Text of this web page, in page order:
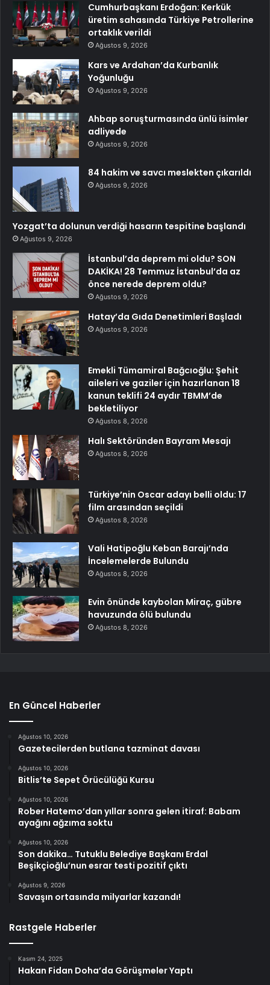
Cumhurbaşkanı Erdoğan: Kerkük
üretim sahasında Türkiye Petrollerine
ortaklık verildi
Ağustos 9, 2026
Kars ve Ardahan’da Kurbanlık
Yoğunluğu
Ağustos 9, 2026
Ahbap soruşturmasında ünlü isimler
adliyede
Ağustos 9, 2026
84 hakim ve savcı meslekten çıkarıldı
Ağustos 9, 2026
Yozgat’ta dolunun verdiği hasarın tespitine başlandı
Ağustos 9, 2026
İstanbul’da deprem mi oldu? SON
DAKİKA! 28 Temmuz İstanbul’da az
önce nerede deprem oldu?
Ağustos 9, 2026
Hatay’da Gıda Denetimleri Başladı
Ağustos 9, 2026
Emekli Tümamiral Bağcıoğlu: Şehit
aileleri ve gaziler için hazırlanan 18
kanun teklifi 24 aydır TBMM’de
bekletiliyor
Ağustos 8, 2026
Halı Sektöründen Bayram Mesajı
Ağustos 8, 2026
Türkiye’nin Oscar adayı belli oldu: 17
film arasından seçildi
Ağustos 8, 2026
Vali Hatipoğlu Keban Barajı’nda
İncelemelerde Bulundu
Ağustos 8, 2026
Evin önünde kaybolan Miraç, gübre
havuzunda ölü bulundu
Ağustos 8, 2026
En Güncel Haberler
Ağustos 10, 2026
Gazetecilerden butlana tazminat davası
Ağustos 10, 2026
Bitlis’te Sepet Örücülüğü Kursu
Ağustos 10, 2026
Rober Hatemo’dan yıllar sonra gelen itiraf: Babam
ayağını ağzıma soktu
Ağustos 10, 2026
Son dakika… Tutuklu Belediye Başkanı Erdal
Beşikçioğlu’nun esrar testi pozitif çıktı
Ağustos 9, 2026
Savaşın ortasında milyarlar kazandı!
Rastgele Haberler
Kasım 24, 2025
Hakan Fidan Doha’da Görüşmeler Yaptı